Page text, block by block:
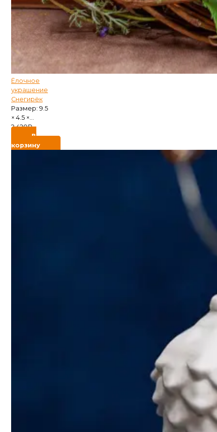
Ёлочное
украшение
Снегирёк
Размер: 9.5
× 4.5 ×...
2 420₽
В
корзину